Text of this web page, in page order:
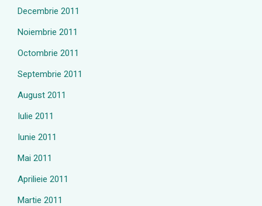
Decembrie 2011
Noiembrie 2011
Octombrie 2011
Septembrie 2011
August 2011
Iulie 2011
Iunie 2011
Mai 2011
Aprilieie 2011
Martie 2011